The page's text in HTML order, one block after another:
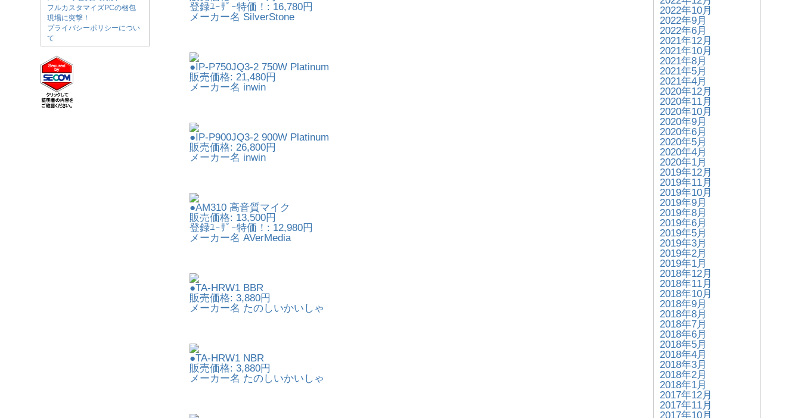
フルカスタマイズPCの梱包
現場に突撃！
プライバシーポリシーについ
て
登録ﾕｰｻﾞｰ特価！: 16,780円
メーカー名 SilverStone
●IP-P750JQ3-2 750W Platinum
販売価格: 21,480円
メーカー名 inwin
●IP-P900JQ3-2 900W Platinum
販売価格: 26,800円
メーカー名 inwin
●AM310 高音質マイク
販売価格: 13,500円
登録ﾕｰｻﾞｰ特価！: 12,980円
メーカー名 AVerMedia
●TA-HRW1 BBR
販売価格: 3,880円
メーカー名 たのしいかいしゃ
●TA-HRW1 NBR
販売価格: 3,880円
メーカー名 たのしいかいしゃ
2022年10月
2022年9月
2022年6月
2021年12月
2021年10月
2021年8月
2021年5月
2021年4月
2020年12月
2020年11月
2020年10月
2020年9月
2020年6月
2020年5月
2020年4月
2020年1月
2019年12月
2019年11月
2019年10月
2019年9月
2019年8月
2019年6月
2019年5月
2019年3月
2019年2月
2019年1月
2018年12月
2018年11月
2018年10月
2018年9月
2018年8月
2018年7月
2018年6月
2018年5月
2018年4月
2018年3月
2018年2月
2018年1月
2017年12月
2017年11月
2017年10月